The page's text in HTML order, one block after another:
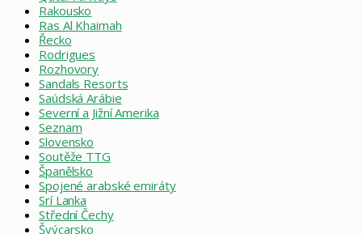
Rakousko
Ras Al Khaimah
Řecko
Rodrigues
Rozhovory
Sandals Resorts
Saúdská Arábie
Severní a Jižní Amerika
Seznam
Slovensko
Soutěže TTG
Španělsko
Spojené arabské emiráty
Srí Lanka
Střední Čechy
Švýcarsko